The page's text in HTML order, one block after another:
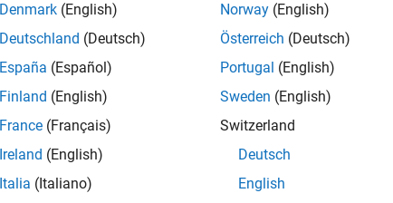
Denmark (English)
Deutschland (Deutsch)
España (Español)
Finland (English)
France (Français)
Ireland (English)
Italia (Italiano)
Norway (English)
Österreich (Deutsch)
Portugal (English)
Sweden (English)
Switzerland
Deutsch
English